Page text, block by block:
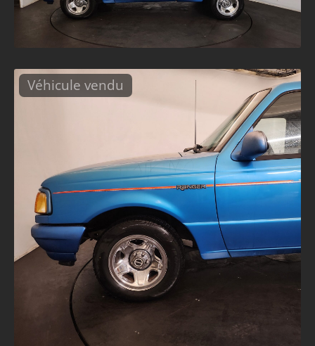
Véhicule vendu